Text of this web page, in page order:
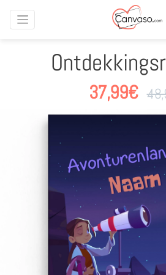
37,99€